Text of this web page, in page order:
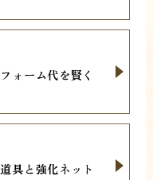
ォーム代を賢く
具と強化ネット